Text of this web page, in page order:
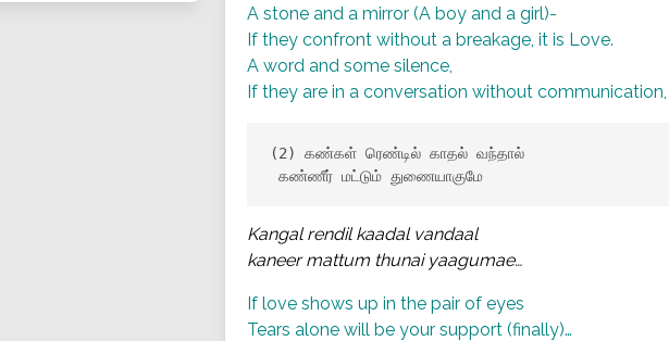
A stone and a mirror (A boy and a girl)-
If they confront without a breakage, it is Love.
A word and some silence,
If they are in a conversation without
(2) கண்கள் ரெண்டில் காதல் வந்தால்
கண்ணீர் மட்டும் துணையாகுமே
Kangal rendil kaadal vandaal
kaneer mattum thunai yaagumae…
If love shows up in the pair of eyes
Tears alone will be your support (finally)…